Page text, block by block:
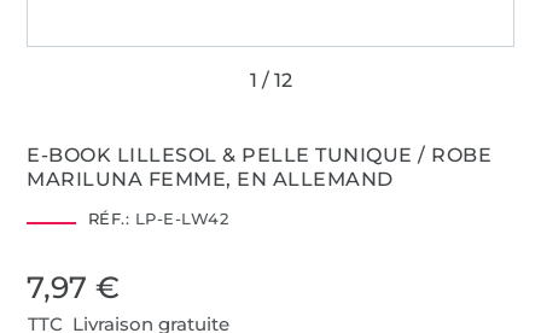
E-BOOK LILLESOL & PELLE TUNIQUE / ROBE
MARILUNA FEMME, EN ALLEMAND
RÉF.: LP-E-LW42
7,97 €
TTC Livraison gratuite